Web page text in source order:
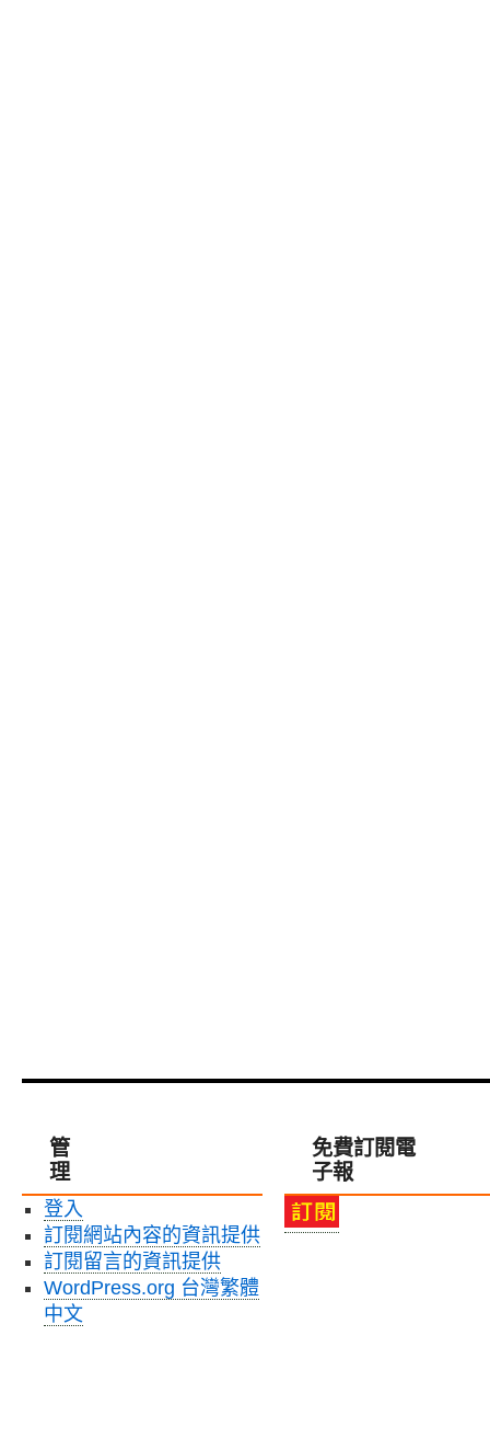
管
理
登入
訂閱網站內容的資訊提供
訂閱留言的資訊提供
WordPress.org 台灣繁體
中文
免費訂閱電
子報